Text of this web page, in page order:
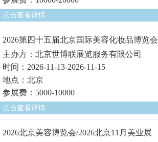
点击查看详情
2026第四十五届北京国际美容化妆品博览会
主办方：北京世博联展览服务有限公司
时间：2026-11-13-2026-11-15
地点：北京
参展费：5000-10000
点击查看详情
2026北京美容博览会/2026北京11月美业展